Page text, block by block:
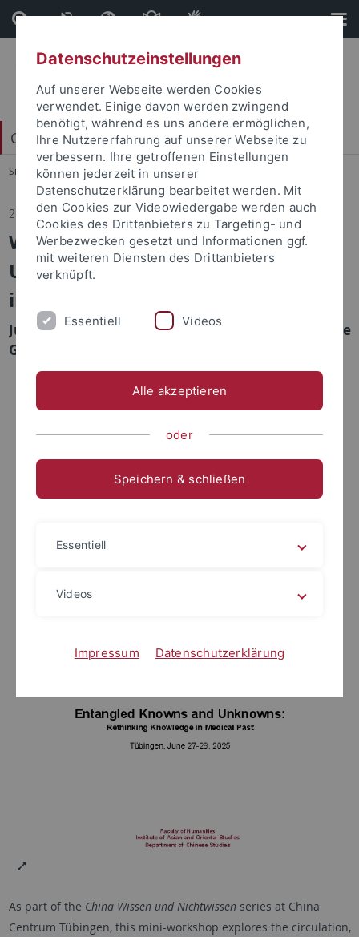
Direkt
zum
Inhalt
Direkt
zur
Fußleiste
China Centrum Tübingen (CCT)
Sie sind hier: Startseite ... Aktuelles
26.06.2025
Workshop "Entangled Knowns and
Unknowns: Rethinking Knowledge
in Medical Past"
June 27-28, 2025, China Centrum Tübingen, Hintere
Grabenstr. 26, 72070 Tübingen
As part of the China Wissen und Nichtwissen series at China
Centrum Tübingen, this mini-workshop explores the circulation,
Datenschutzeinstellungen
Auf unserer Webseite werden Cookies
verwendet. Einige davon werden zwingend
benötigt, während es uns andere ermöglichen,
Ihre Nutzererfahrung auf unserer Webseite zu
verbessern. Ihre getroffenen Einstellungen
können jederzeit in unserer
Datenschutzerklärung bearbeitet werden. Mit
den Cookies zur Videowiedergabe werden auch
Cookies des Drittanbieters zu Targeting- und
Werbezwecken gesetzt und Informationen ggf.
mit weiteren Diensten des Drittanbieters
verknüpft.
Essentiell Videos
Alle akzeptieren
oder
Speichern & schließen
Essentiell
Videos
Impressum Datenschutzerklärung